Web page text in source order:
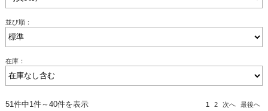
並び順：
在庫：
51件中1件～40件を表示 1 2 次へ 最後へ